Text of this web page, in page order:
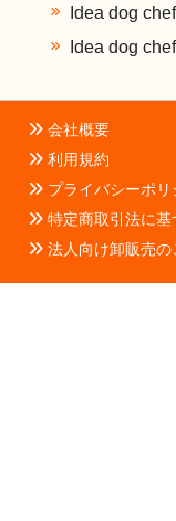
Idea dog
Idea dog
会社概要
利用規約
プライバシーポリ
特定商取引法に基
法人向け卸販売の